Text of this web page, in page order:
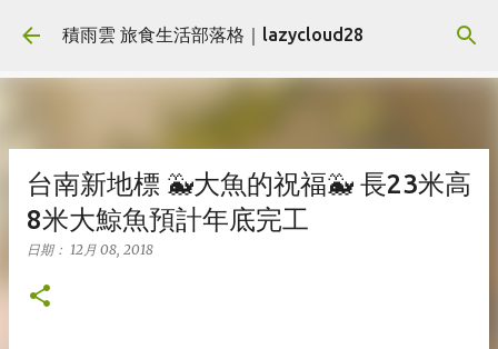
跳到主要內容
積雨雲 旅食生活部落格｜lazycloud28
台南新地標 🐳大魚的祝福🐳 長23米高
8米大鯨魚預計年底完工
日期： 12月 08, 2018